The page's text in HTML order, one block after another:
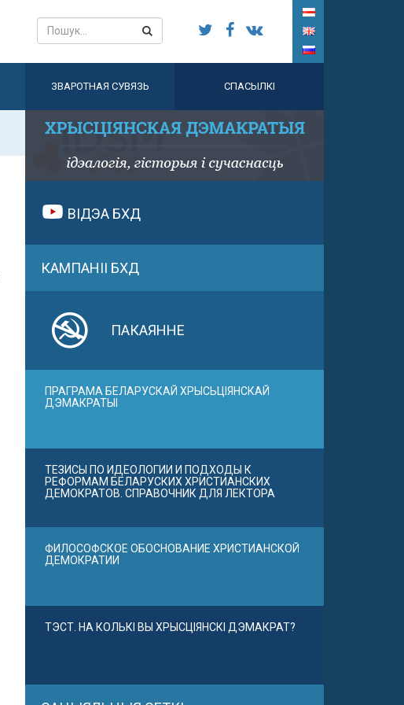
ЗВАРОТНАЯ СУВЯЗЬ СПАСЫЛКІ
ВІДЭА БХД
КАМПАНІІ БХД
ПАКАЯННЕ
ПРАГРАМА БЕЛАРУСКАЙ ХРЫСЬЦІЯНСКАЙ
ДЭМАКРАТЫІ
ТЕЗИСЫ ПО ИДЕОЛОГИИ И ПОДХОДЫ К
РЕФОРМАМ БЕЛАРУСКИХ ХРИСТИАНСКИХ
ДЕМОКРАТОВ. СПРАВОЧНИК ДЛЯ ЛЕКТОРА
ФИЛОСОФСКОЕ ОБОСНОВАНИЕ ХРИСТИАНСКОЙ
ДЕМОКРАТИИ
ТЭСТ. НА КОЛЬКІ ВЫ ХРЫСЦІЯНСКІ ДЭМАКРАТ?